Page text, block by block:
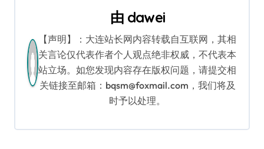
由 dawei
【声明】：大连站长网内容转载自互联网，其相
关言论仅代表作者个人观点绝非权威，不代表本
站立场。如您发现内容存在版权问题，请提交相
关链接至邮箱：bqsm@foxmail.com，我们将及
时予以处理。